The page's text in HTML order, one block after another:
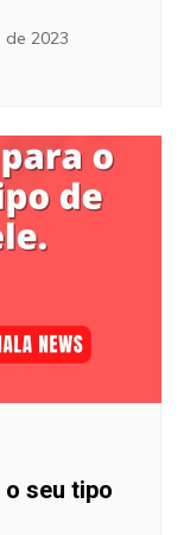
de 2023
o seu tipo